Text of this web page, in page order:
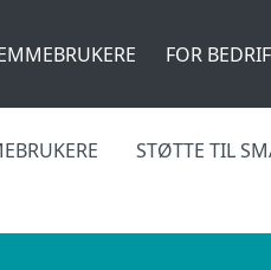
FOR
STØTTE TIL